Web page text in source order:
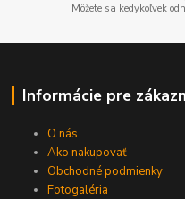
Môžete sa kedykoľvek
Informácie pre
O nás
Ako nakupovať
Obchodné podmienky
Fotogaléria